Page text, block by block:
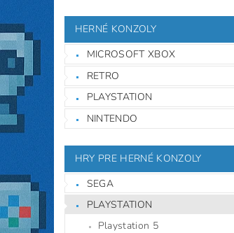
HERNÉ KONZOLY
MICROSOFT XBOX
RETRO
PLAYSTATION
NINTENDO
HRY PRE HERNÉ KONZOLY
SEGA
PLAYSTATION
Playstation 5